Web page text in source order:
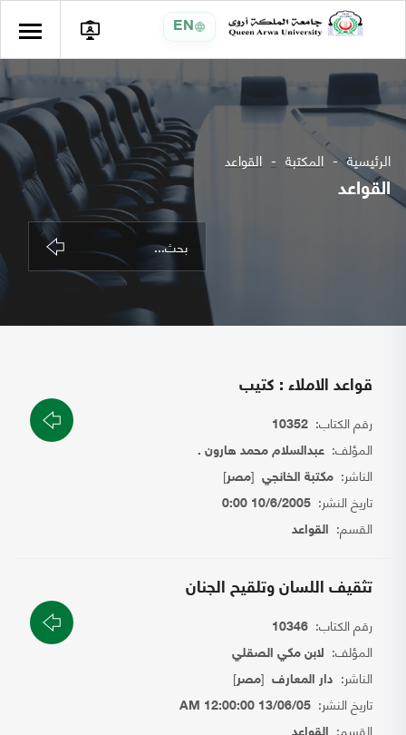
EN
الرئيسية المكتبة القواعد
القواعد
قواعد الاملاء : كتيب
رقم الكتاب: 10352
المؤلف: عبدالسلام محمد هارون .
الناشر: مكتبة الخانجي [مصر]
تاريخ النشر: 10/6/2005 0:00
القسم: القواعد
تثقيف اللسان وتلقيح الجنان
رقم الكتاب: 10346
المؤلف: لابن مكي الصقلي
الناشر: دار المعارف [مصر]
تاريخ النشر: 13/06/05 12:00:00 AM
القسم: